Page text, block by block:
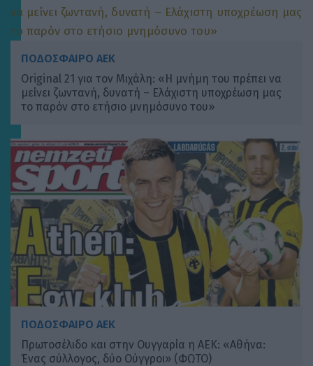
ΠΟΔΟΣΦΑΙΡΟ ΑΕΚ
Original 21 για τον Μιχάλη: «Η μνήμη του πρέπει να
μείνει ζωντανή, δυνατή – Ελάχιστη υποχρέωση μας
το παρόν στο ετήσιο μνημόσυνο του»
ΠΟΔΟΣΦΑΙΡΟ ΑΕΚ
Πρωτοσέλιδο και στην Ουγγαρία η ΑΕΚ: «Αθήνα:
Ένας σύλλογος, δύο Ούγγροι» (ΦΩΤΟ)